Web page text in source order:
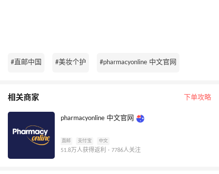
#直邮中国 #美妆个护 #pharmacyonline 中文官网
相关商家 下单攻略
pharmacyonline 中文官网
直邮 支付宝 中文
51.8万人获得返利 · 7786人关注